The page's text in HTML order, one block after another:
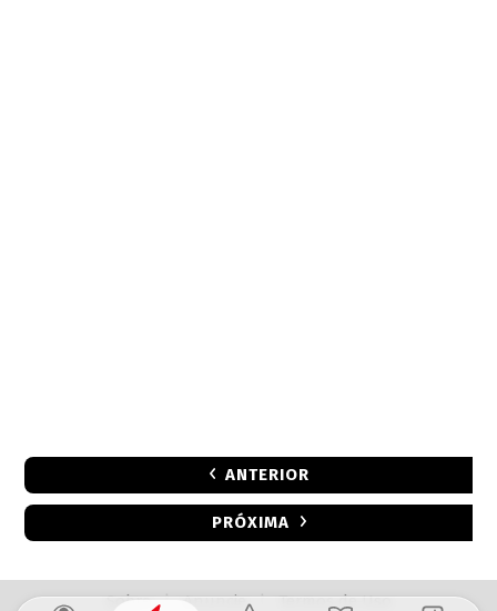
ANTERIOR
PRÓXIMA
Sobre | Anuncie | Termos de Uso